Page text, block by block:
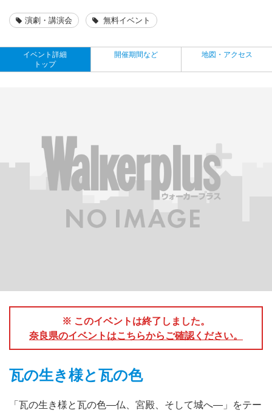
演劇・講演会 無料イベント
イベント詳細
トップ
開催期間など 地図・アクセス
※ このイベントは終了しました。
奈良県のイベントはこちらからご確認ください。
瓦の生き様と瓦の色
「瓦の生き様と瓦の色―仏、宮殿、そして城へ―」をテー